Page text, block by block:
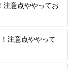
注意点ややってお
注意点ややって